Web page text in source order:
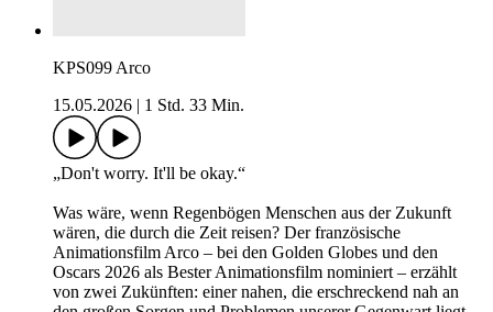
KPS099 Arco
15.05.2026
1 Std. 33 Min.
„Don't worry. It'll be okay.“
Was wäre, wenn Regenbögen Menschen aus der Zukunft
wären, die durch die Zeit reisen? Der französische
Animationsfilm Arco – bei den Golden Globes und den
Oscars 2026 als Bester Animationsfilm nominiert – erzählt
von zwei Zukünften: einer nahen, die erschreckend nah an